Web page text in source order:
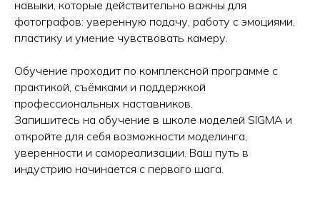
навыки, которые действительно важны для
фотографов: уверенную подачу, работу с эмоциями,
пластику и умение чувствовать камеру.
Обучение проходит по комплексной программе с
практикой, съёмками и поддержкой
профессиональных наставников.
Запишитесь на обучение в школе моделей SIGMA и
откройте для себя возможности моделинга,
уверенности и самореализации. Ваш путь в
индустрию начинается с первого шага.